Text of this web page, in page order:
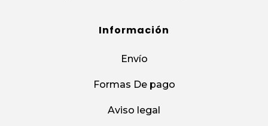
Información
Envío
Formas De pago
Aviso legal